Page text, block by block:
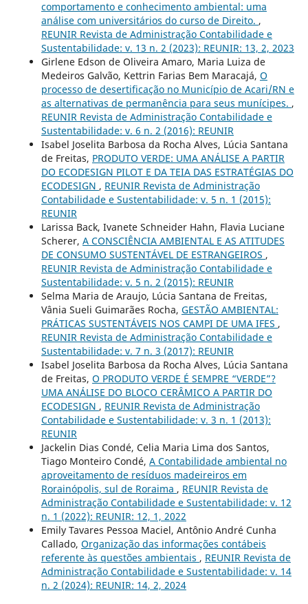
comportamento e conhecimento ambiental: uma
análise com universitários do curso de Direito. ,
REUNIR Revista de Administração Contabilidade e
Sustentabilidade: v. 13 n. 2 (2023): REUNIR: 13, 2, 2023
Girlene Edson de Oliveira Amaro, Maria Luiza de
Medeiros Galvão, Kettrin Farias Bem Maracajá, O
processo de desertificação no Município de Acari/RN e
as alternativas de permanência para seus munícipes. ,
REUNIR Revista de Administração Contabilidade e
Sustentabilidade: v. 6 n. 2 (2016): REUNIR
Isabel Joselita Barbosa da Rocha Alves, Lúcia Santana
de Freitas, PRODUTO VERDE: UMA ANÁLISE A PARTIR
DO ECODESIGN PILOT E DA TEIA DAS ESTRATÉGIAS DO
ECODESIGN , REUNIR Revista de Administração
Contabilidade e Sustentabilidade: v. 5 n. 1 (2015):
REUNIR
Larissa Back, Ivanete Schneider Hahn, Flavia Luciane
Scherer, A CONSCIÊNCIA AMBIENTAL E AS ATITUDES
DE CONSUMO SUSTENTÁVEL DE ESTRANGEIROS ,
REUNIR Revista de Administração Contabilidade e
Sustentabilidade: v. 5 n. 2 (2015): REUNIR
Selma Maria de Araujo, Lúcia Santana de Freitas,
Vânia Sueli Guimarães Rocha, GESTÃO AMBIENTAL:
PRÁTICAS SUSTENTÁVEIS NOS CAMPI DE UMA IFES ,
REUNIR Revista de Administração Contabilidade e
Sustentabilidade: v. 7 n. 3 (2017): REUNIR
Isabel Joselita Barbosa da Rocha Alves, Lúcia Santana
de Freitas, O PRODUTO VERDE É SEMPRE “VERDE”?
UMA ANÁLISE DO BLOCO CERÂMICO A PARTIR DO
ECODESIGN , REUNIR Revista de Administração
Contabilidade e Sustentabilidade: v. 3 n. 1 (2013):
REUNIR
Jackelin Dias Condé, Celia Maria Lima dos Santos,
Tiago Monteiro Condé, A Contabilidade ambiental no
aproveitamento de resíduos madeireiros em
Rorainópolis, sul de Roraima , REUNIR Revista de
Administração Contabilidade e Sustentabilidade: v. 12
n. 1 (2022): REUNIR: 12, 1, 2022
Emily Tavares Pessoa Maciel, Antônio André Cunha
Callado, Organização das informações contábeis
referente às questões ambientais , REUNIR Revista de
Administração Contabilidade e Sustentabilidade: v. 14
n. 2 (2024): REUNIR: 14, 2, 2024